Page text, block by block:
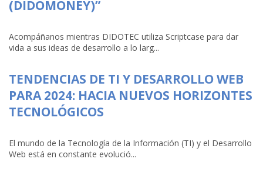
(DIDOMONEY)”
Acompáñanos mientras DIDOTEC utiliza Scriptcase para dar
vida a sus ideas de desarrollo a lo larg...
TENDENCIAS DE TI Y DESARROLLO WEB
PARA 2024: HACIA NUEVOS HORIZONTES
TECNOLÓGICOS
El mundo de la Tecnología de la Información (TI) y el Desarrollo
Web está en constante evolució...